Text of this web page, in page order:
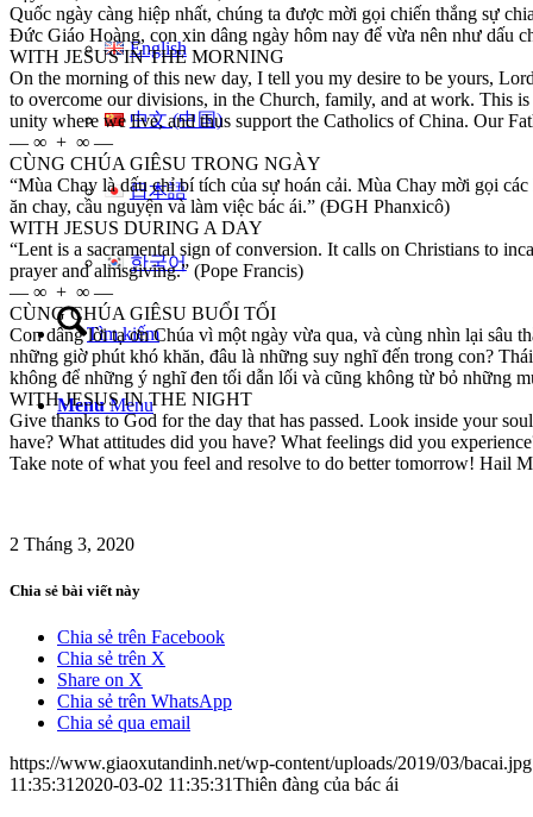
English
中文 (中国)
日本語
한국어
Tìm kiếm
Menu Menu
Quốc ngày càng hiệp nhất, chúng ta được mời gọi chiến thắng sự
Đức Giáo Hoàng, con xin dâng ngày hôm nay để vừa nên như dấu
WITH JESUS IN THE MORNING
On the morning of this new day, I tell you my desire to be yours,
to overcome our divisions, in the Church, family, and at work. This
unity where we live, and thus support the Catholics of China. Our
— ∞ + ∞ —
CÙNG CHÚA GIÊSU TRONG NGÀY
“Mùa Chay là dấu chỉ bí tích của sự hoán cải. Mùa Chay mời gọi
ăn chay, cầu nguyện và làm việc bác ái.” (ĐGH Phanxicô)
WITH JESUS DURING A DAY
“Lent is a sacramental sign of conversion. It calls on Christians to
prayer and almsgiving.” (Pope Francis)
— ∞ + ∞ —
CÙNG CHÚA GIÊSU BUỔI TỐI
Con dâng lời tạ ơn Chúa vì một ngày vừa qua, và cùng nhìn lại sâu
những giờ phút khó khăn, đâu là những suy nghĩ đến trong con?
không để những ý nghĩ đen tối dẫn lối và cũng không từ bỏ những
WITH JESUS IN THE NIGHT
Give thanks to God for the day that has passed. Look inside your
have? What attitudes did you have? What feelings did you
Take note of what you feel and resolve to do better tomorrow! Hail
2 Tháng 3, 2020
Chia sẻ bài viết này
Chia sẻ trên Facebook
Chia sẻ trên X
Share on X
Chia sẻ trên WhatsApp
Chia sẻ qua email
https://www.giaoxutandinh.net/wp-content/uploads/2019/03/bacai.jpg
11:35:312020-03-02 11:35:31Thiên đàng của bác ái